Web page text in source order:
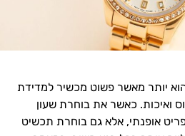
יותר מאשר פשוט מכשיר למדידת
ואיכות. כאשר את בוחרת שעון
אופנתי, אלא גם בוחרת תכשיט